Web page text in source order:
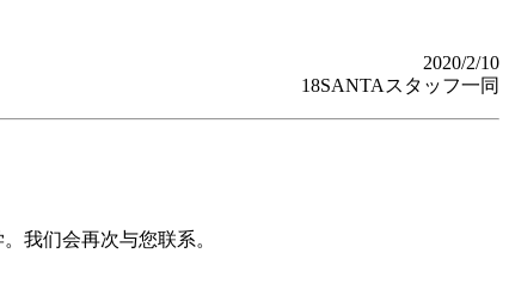
2020/2/10
18SANTAスタッフ一同
我们会再次与您联系。